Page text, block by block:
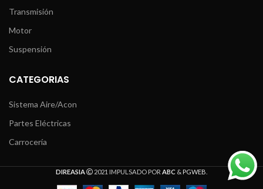
Transmisión
Motor
Suspensión
CATEGORIAS
Sistema Aire/Acon
Partes Eléctricas
Carrocería
DIREASIA 2021 IMPULSADO POR ABC &PGWEB